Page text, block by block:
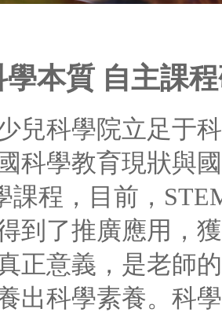
本質 自主課
科學院立足于科
科學教育現狀與
課程，目前，
到了推廣應用，
意義，是老師的
出科學素養。科